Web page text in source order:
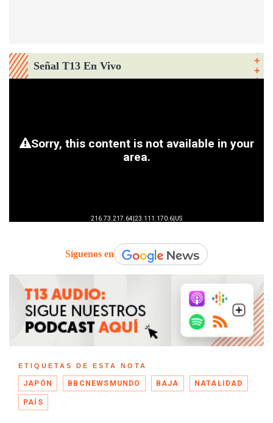
Señal T13 En Vivo
Síguenos en
ETIQUETAS DE ESTA NOTA
JAPÓN BBCNEWSMUNDO BAJA NATALIDAD
PAÍS